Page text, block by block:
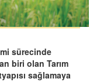
sürecinde
biri olan Tarım
sağlamaya